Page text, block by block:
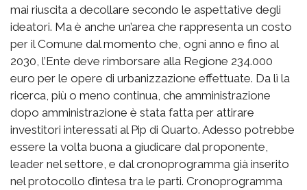
mai riuscita a decollare secondo le aspettative degli
ideatori. Ma è anche un’area che rappresenta un costo
per il Comune dal momento che, ogni anno e fino al
2030, l’Ente deve rimborsare alla Regione 234.000
euro per le opere di urbanizzazione effettuate. Da lì la
ricerca, più o meno continua, che amministrazione
dopo amministrazione è stata fatta per attirare
investitori interessati al Pip di Quarto. Adesso potrebbe
essere la volta buona a giudicare dal proponente,
leader nel settore, e dal cronoprogramma già inserito
nel protocollo d’intesa tra le parti. Cronoprogramma